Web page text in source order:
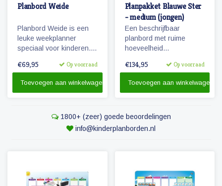
Planbord Weide
Planbord Weide is een
leuke weekplanner
speciaal voor kinderen.
metalen) planbord geeft
werkt met magnetische
€69,95 Op voorraad
Toevoegen aan winkelwagen
Planpakket Blauwe Ster
- medium (jongen)
Een beschrijfbaar
planbord met ruime
hoeveelheid
pictogrammen voor een
Herkenbaarheid van de
€134,95 Op voorraad
Toevoegen aan winkelwagen
1800+ (zeer) goede beoordelingen
info@kinderplanborden.nl